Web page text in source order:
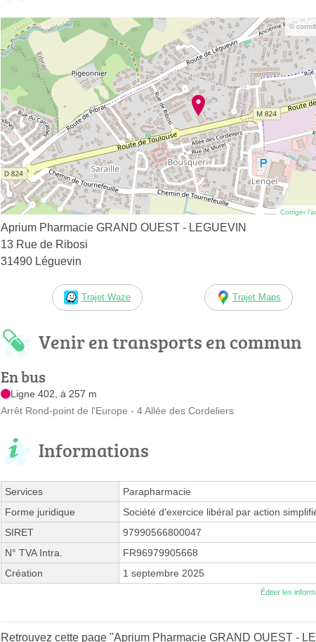
©
Corriger
Aprium Pharmacie GRAND OUEST - LEGUEVIN
13 Rue de Ribosi
31490 Léguevin
Trajet Waze Trajet Maps
Venir en transports en commun
En bus
Ligne 402, à 257 m
Arrêt Rond-point de l'Europe - 4 Allée des Cordeliers
Informations
Services
Parapharmacie
Forme juridique
Société d'exercice libéral par action
SIRET
97990566800047
N° TVA Intra.
FR96979905668
Création
1 septembre 2025
Éditer les
Retrouvez cette page "Aprium Pharmacie GRAND OUEST -